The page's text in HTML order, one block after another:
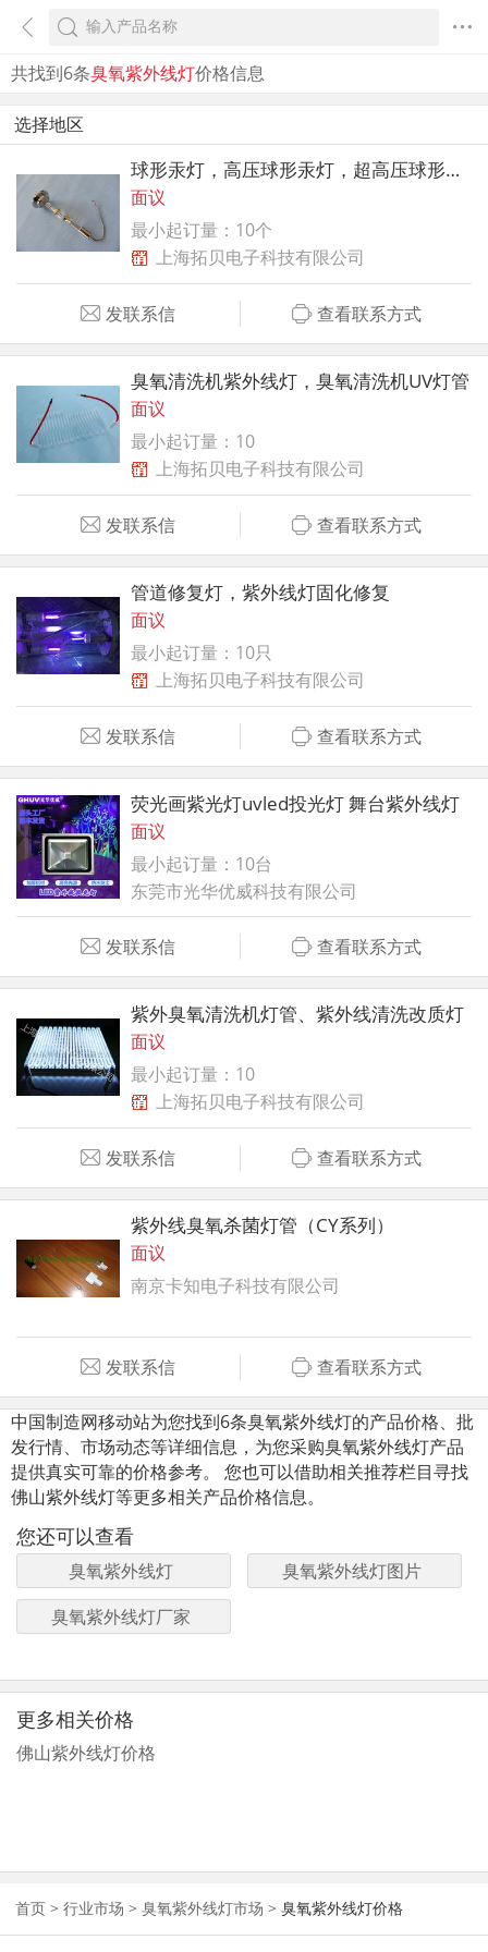
共找到6条臭氧紫外线灯价格信息
选择地区
球形汞灯，高压球形汞灯，超高压球形紫外线灯
面议
最小起订量：10个
上海拓贝电子科技有限公司
发联系信 查看联系方式
臭氧清洗机紫外线灯，臭氧清洗机UV灯管
面议
最小起订量：10
上海拓贝电子科技有限公司
发联系信 查看联系方式
管道修复灯，紫外线灯固化修复
面议
最小起订量：10只
上海拓贝电子科技有限公司
发联系信 查看联系方式
荧光画紫光灯uvled投光灯 舞台紫外线灯
面议
最小起订量：10台
东莞市光华优威科技有限公司
发联系信 查看联系方式
紫外臭氧清洗机灯管、紫外线清洗改质灯
面议
最小起订量：10
上海拓贝电子科技有限公司
发联系信 查看联系方式
紫外线臭氧杀菌灯管（CY系列）
面议
南京卡知电子科技有限公司
发联系信 查看联系方式
中国制造网移动站为您找到6条臭氧紫外线灯的产品价格、批
发行情、市场动态等详细信息，为您采购臭氧紫外线灯产品
提供真实可靠的价格参考。 您也可以借助相关推荐栏目寻找
佛山紫外线灯等更多相关产品价格信息。
您还可以查看
臭氧紫外线灯
臭氧紫外线灯图片
臭氧紫外线灯厂家
更多相关价格
佛山紫外线灯价格
首页 > 行业市场 > 臭氧紫外线灯市场 > 臭氧紫外线灯价格